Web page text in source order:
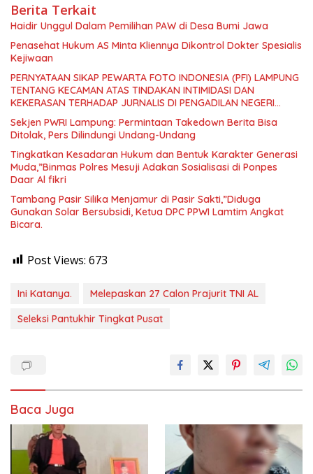
Berita Terkait
Haidir Unggul Dalam Pemilihan PAW di Desa Bumi Jawa
Penasehat Hukum AS Minta Kliennya Dikontrol Dokter Spesialis
Kejiwaan
PERNYATAAN SIKAP PEWARTA FOTO INDONESIA (PFI) LAMPUNG
TENTANG KECAMAN ATAS TINDAKAN INTIMIDASI DAN
KEKERASAN TERHADAP JURNALIS DI PENGADILAN NEGERI
Sekjen PWRI Lampung: Permintaan Takedown Berita Bisa
Ditolak, Pers Dilindungi Undang-Undang
Tingkatkan Kesadaran Hukum dan Bentuk Karakter Generasi
Muda,”Binmas Polres Mesuji Adakan Sosialisasi di Ponpes
Daar Al fikri
Tambang Pasir Silika Menjamur di Pasir Sakti,”Diduga
Gunakan Solar Bersubsidi, Ketua DPC PPWI Lamtim Angkat
Bicara.
Post Views: 673
Ini Katanya.
Melepaskan 27 Calon Prajurit TNI AL
Seleksi Pantukhir Tingkat Pusat
Baca Juga